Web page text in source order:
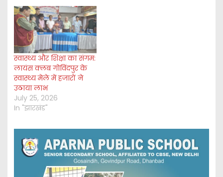
स्वास्थ्य और शिक्षा का संगम:
लायंस क्लब गोविंदपुर के
स्वास्थ्य मेले में हजारों ने
उठाया लाभ
July 25, 2026
In "झारखंड"